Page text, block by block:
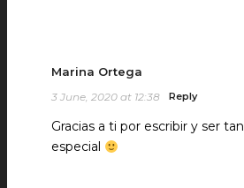
Marina Ortega
3 June, 2020 at 12:38 Reply
Gracias a ti por escribir y ser tan
especial